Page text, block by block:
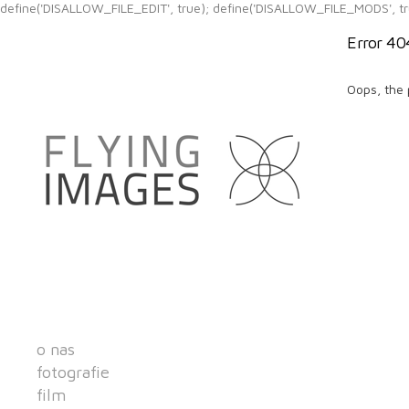
define('DISALLOW_FILE_EDIT', true); define('DISALLOW_FILE_MODS',
o nas
fotografie
film
Error
Oops, the